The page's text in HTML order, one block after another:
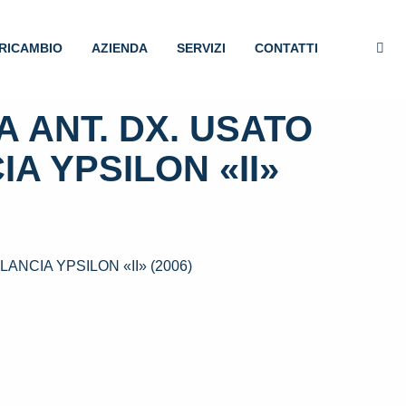
AZIENDA SERVIZI CONTATTI
ANT. DX. USATO
YPSILON «II»
YPSILON «II» (2006)